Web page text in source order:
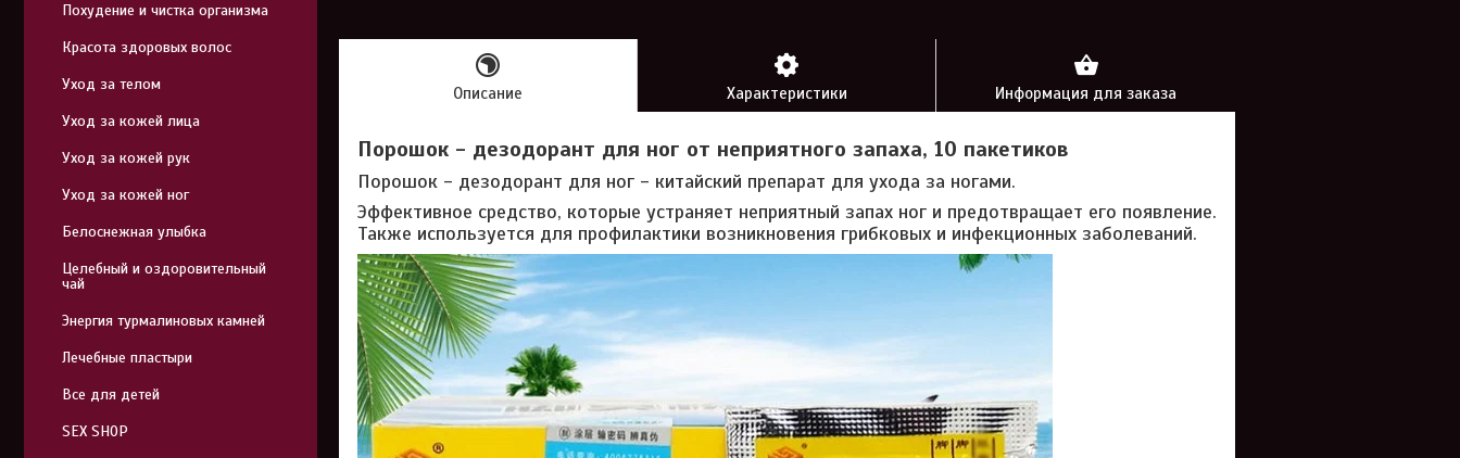
Описание Характеристики Информация для заказа
Порошок - дезодорант для ног от неприятного запаха, 10 пакетиков
Порошок - дезодорант для ног - китайский препарат для ухода за ногами.
Эффективное средство, которые устраняет неприятный запах ног и предотвращает его появление.
Также используется для профилактики возникновения грибковых и инфекционных заболеваний.
Похудение и чистка организма
Красота здоровых волос
Уход за телом
Уход за кожей лица
Уход за кожей рук
Уход за кожей ног
Белоснежная улыбка
Целебный и оздоровительный
чай
Энергия турмалиновых камней
Лечебные пластыри
Все для детей
SEX SHOP